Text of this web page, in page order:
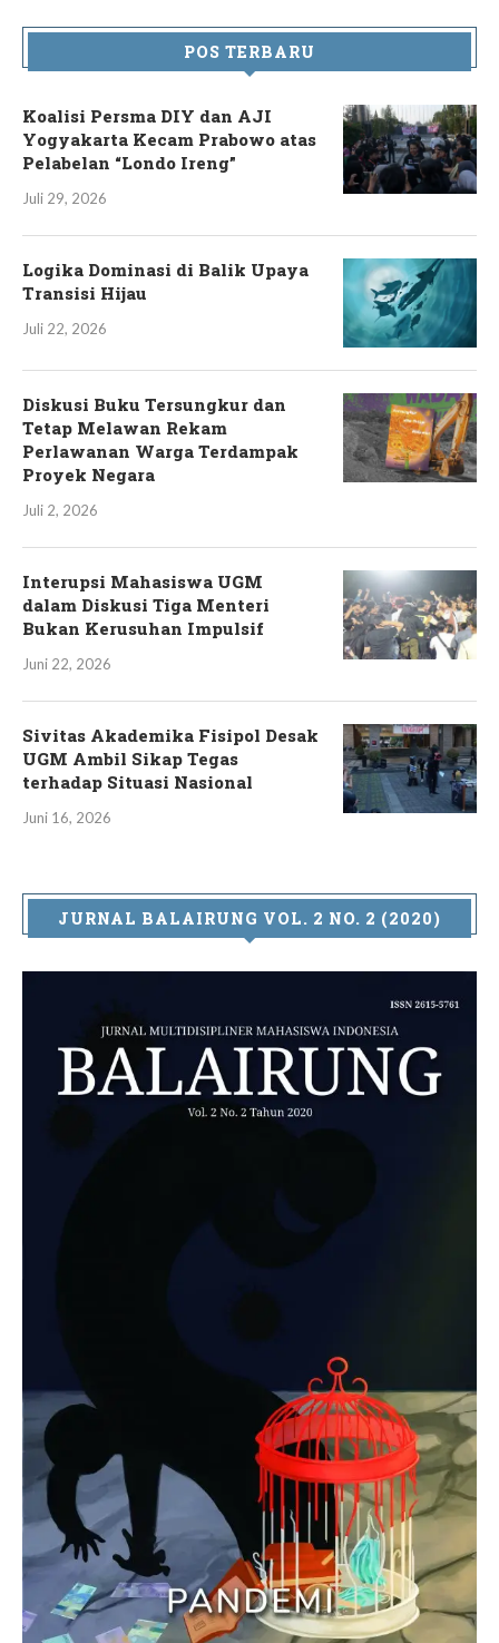
POS TERBARU
Koalisi Persma DIY dan AJI
Yogyakarta Kecam Prabowo atas
Pelabelan “Londo Ireng”
Juli 29, 2026
Logika Dominasi di Balik Upaya
Transisi Hijau
Juli 22, 2026
Diskusi Buku Tersungkur dan
Tetap Melawan Rekam
Perlawanan Warga Terdampak
Proyek Negara
Juli 2, 2026
Interupsi Mahasiswa UGM
dalam Diskusi Tiga Menteri
Bukan Kerusuhan Impulsif
Juni 22, 2026
Sivitas Akademika Fisipol Desak
UGM Ambil Sikap Tegas
terhadap Situasi Nasional
Juni 16, 2026
JURNAL BALAIRUNG VOL. 2 NO. 2 (2020)